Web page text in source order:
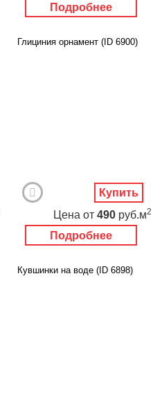
Подробнее
Глициния орнамент (ID 6900)
Подробнее
Цена от 490 руб.м2
Купить
Кувшинки на воде (ID 6898)